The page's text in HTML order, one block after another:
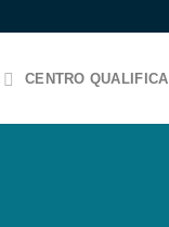
CENTRO QUALIFICA